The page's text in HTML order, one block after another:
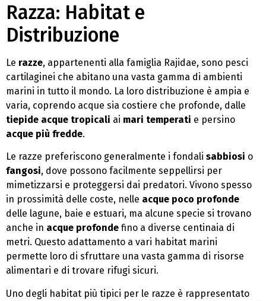
Razza: Habitat e
Distribuzione
Le razze, appartenenti alla famiglia Rajidae, sono pesci
cartilaginei che abitano una vasta gamma di ambienti
marini in tutto il mondo. La loro distribuzione è ampia e
varia, coprendo acque sia costiere che profonde, dalle
tiepide acque tropicali ai mari temperati e persino
acque più fredde.
Le razze preferiscono generalmente i fondali sabbiosi o
fangosi, dove possono facilmente seppellirsi per
mimetizzarsi e proteggersi dai predatori. Vivono spesso
in prossimità delle coste, nelle acque poco profonde
delle lagune, baie e estuari, ma alcune specie si trovano
anche in acque profonde fino a diverse centinaia di
metri. Questo adattamento a vari habitat marini
permette loro di sfruttare una vasta gamma di risorse
alimentari e di trovare rifugi sicuri.
Uno degli habitat più tipici per le razze è rappresentato